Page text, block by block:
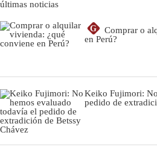
últimas noticias
G
Comprar o
en Perú?
Keiko Fujimori:
pedido de